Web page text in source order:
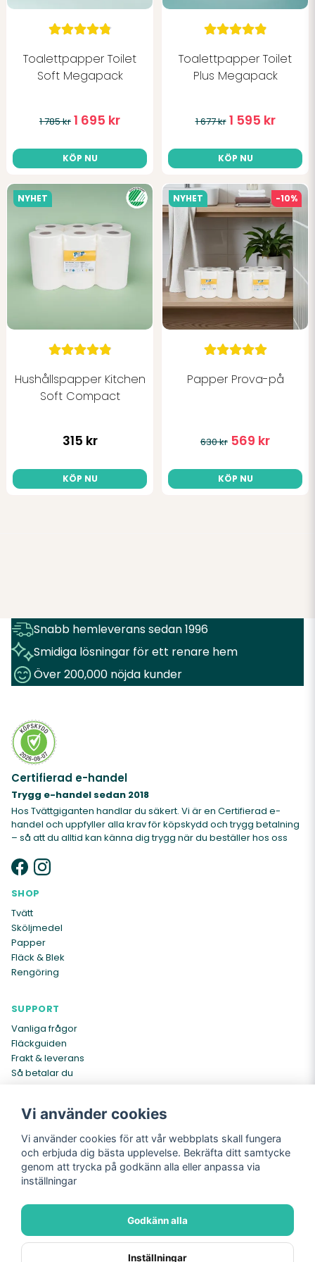
Toalettpapper Toilet
Soft Megapack
1 785 kr 1 695 kr
KÖP NU
Toalettpapper Toilet
Plus Megapack
1 677 kr 1 595 kr
KÖP NU
Hushållspapper Kitchen
Soft Compact
315 kr
KÖP NU
NYHET
Papper Prova-på
630 kr 569 kr
KÖP NU
NYHET -10%
för 6 månader sedan
Soft PLUS compact är den perfekta
beskrivningen av känslan man har vid
dagligt bruk av rullarna! Och
kökspappersrullen är ’bäst i sin klass’ med!
Snabb hemleverans sedan 1996
Smidiga lösningar för ett renare hem
Över 200,000 nöjda kunder
Certifierad e-handel
Trygg e-handel sedan 2018
Hos Tvättgiganten handlar du säkert. Vi är en Certifierad e-
handel och uppfyller alla krav för köpskydd och trygg betalning
– så att du alltid kan känna dig trygg när du beställer hos oss
SHOP
Tvätt
Sköljmedel
Papper
Fläck & Blek
Rengöring
SUPPORT
Vanliga frågor
Fläckguiden
Frakt & leverans
Så betalar du
Om oss
Köpvillkor
Cookies
Integritetspolicy
Returer
Integritetspolicy
Vi använder cookies
Vi använder cookies för att vår webbplats skall fungera
och erbjuda dig bästa upplevelse. Bekräfta ditt samtycke
genom att trycka på godkänn alla eller anpassa via
inställningar
Godkänn alla
Inställningar